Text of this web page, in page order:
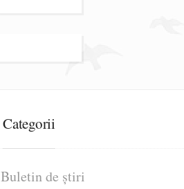
Categorii
Buletin de știri